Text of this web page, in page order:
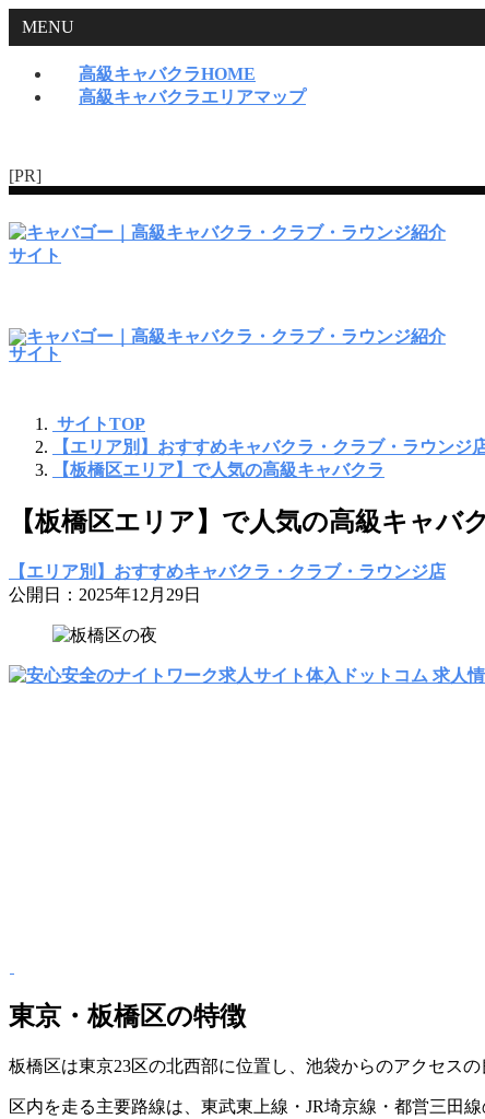
MENU
高級キャバクラHOME
高級キャバクラエリアマップ
[PR]
サイトTOP
【エリア別】おすすめキャバクラ・クラブ・ラウンジ
【板橋区エリア】で人気の高級キャバクラ
【板橋区エリア】で人気の高級キャバ
【エリア別】おすすめキャバクラ・クラブ・ラウンジ店
公開日：2025年12月29日
東京・板橋区の特徴
板橋区は東京23区の北西部に位置し、池袋からのアクセス
区内を走る主要路線は、東武東上線・JR埼京線・都営三田